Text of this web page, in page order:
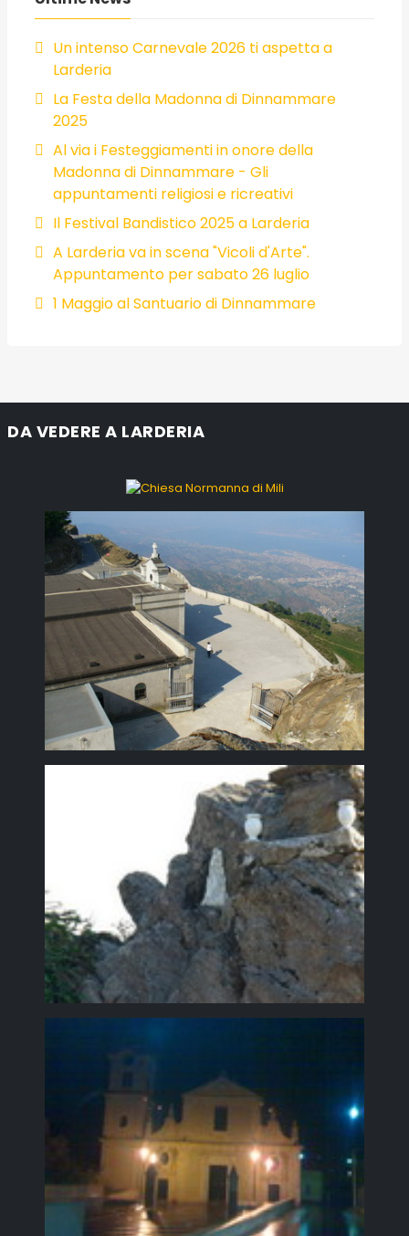
Un intenso Carnevale 2026 ti aspetta a
Larderia
La Festa della Madonna di Dinnammare
2025
Al via i Festeggiamenti in onore della
Madonna di Dinnammare - Gli
appuntamenti religiosi e ricreativi
Il Festival Bandistico 2025 a Larderia
A Larderia va in scena "Vicoli d'Arte".
Appuntamento per sabato 26 luglio
1 Maggio al Santuario di Dinnammare
DA VEDERE A LARDERIA